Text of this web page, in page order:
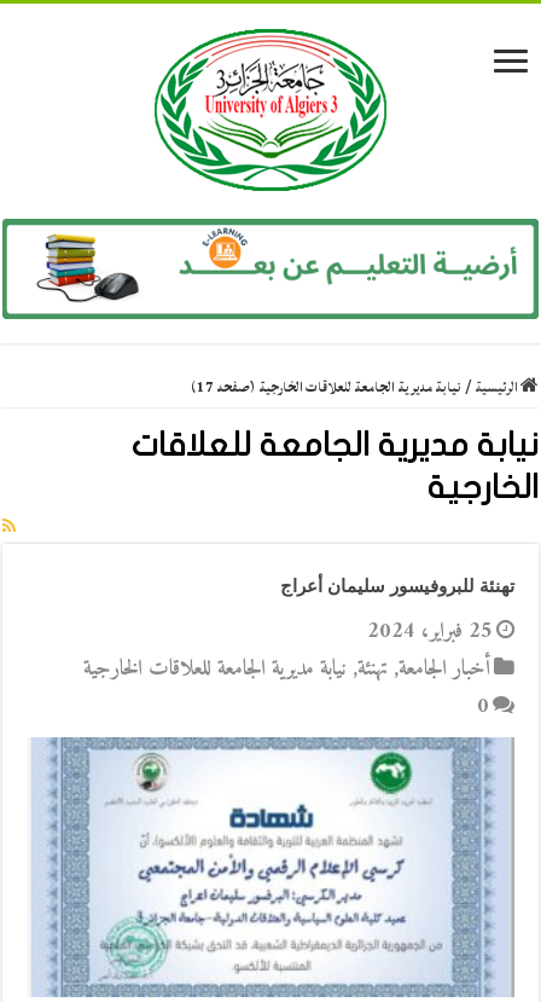
الرئيسية/نيابة مديرية الجامعة للعلاقات الخارجية (صفحه 17)
نيابة مديرية الجامعة للعلاقات
الخارجية
تهنئة للبروفيسور سليمان أعراج
25 فبراير، 2024
أخبار الجامعة, تهنئة, نيابة مديرية الجامعة للعلاقات الخارجية
0